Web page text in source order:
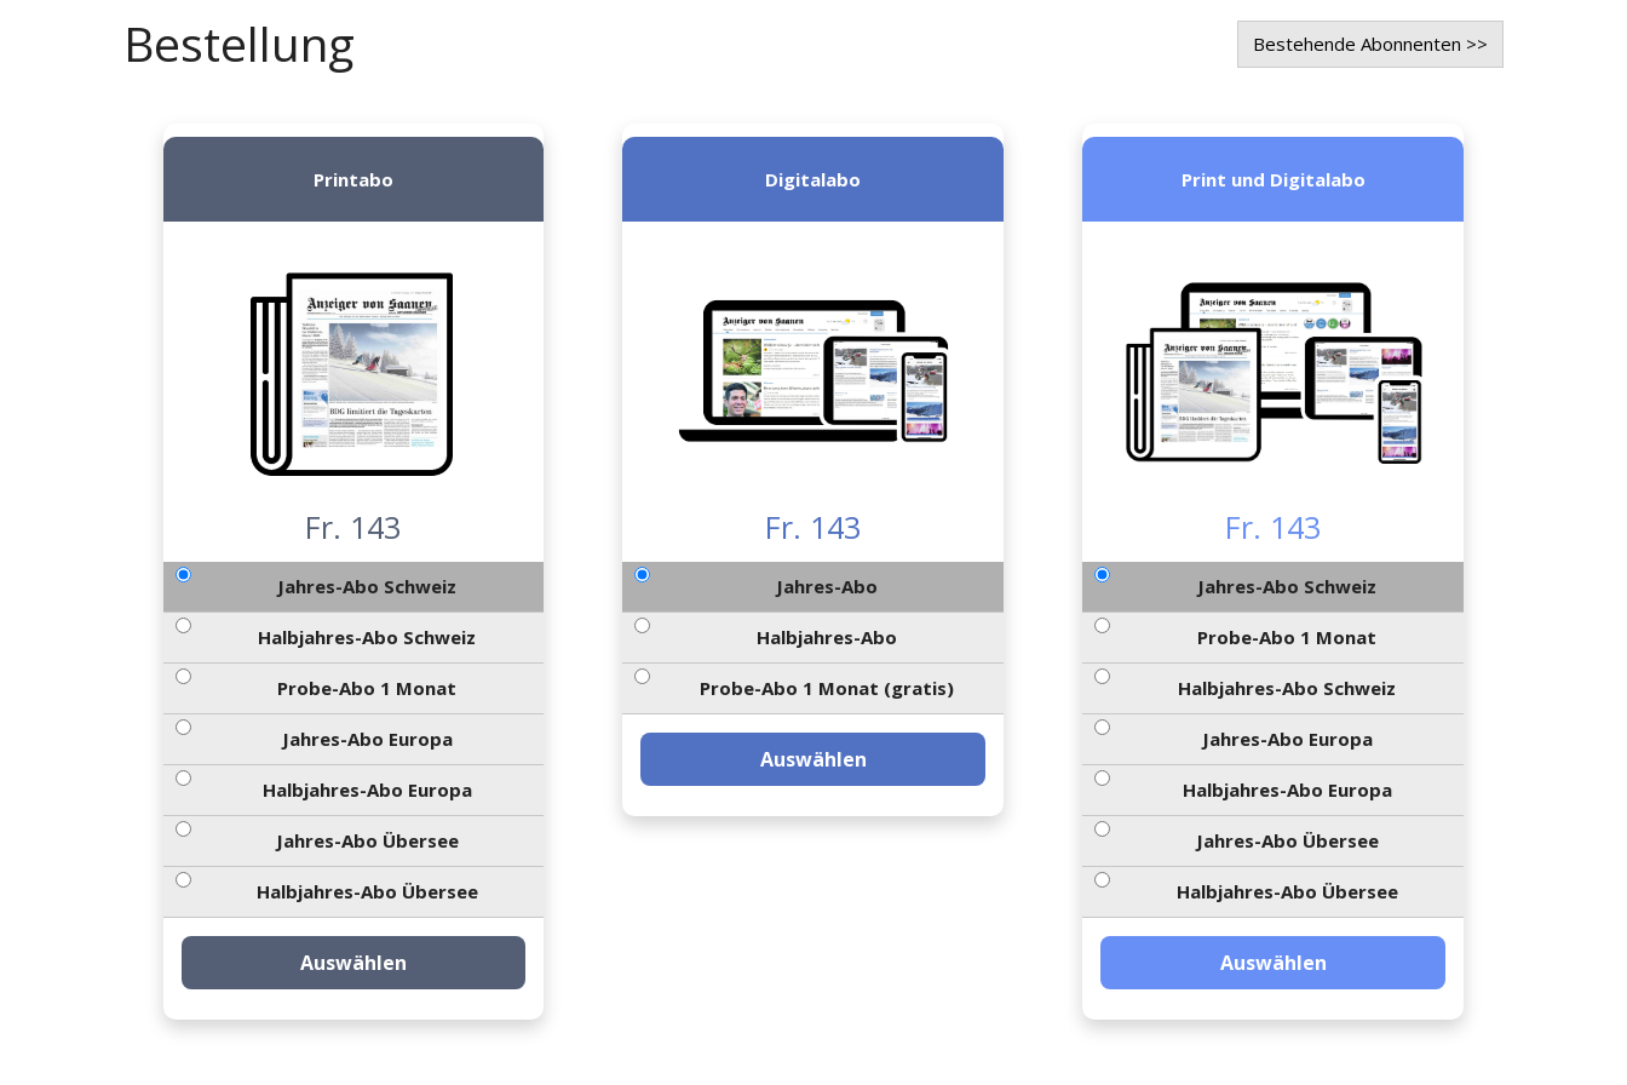
Bestellung Bestehende Abonnenten >>
Printabo
Fr. 143
Jahres-Abo Schweiz
Halbjahres-Abo Schweiz
Probe-Abo 1 Monat
Jahres-Abo Europa
Halbjahres-Abo Europa
Jahres-Abo Übersee
Halbjahres-Abo Übersee
Auswählen
Digitalabo
Fr. 143
Jahres-Abo
Halbjahres-Abo
Probe-Abo 1 Monat (gratis)
Auswählen
Print und Digitalabo
Fr. 143
Jahres-Abo Schweiz
Probe-Abo 1 Monat
Halbjahres-Abo Schweiz
Jahres-Abo Europa
Halbjahres-Abo Europa
Jahres-Abo Übersee
Halbjahres-Abo Übersee
Auswählen